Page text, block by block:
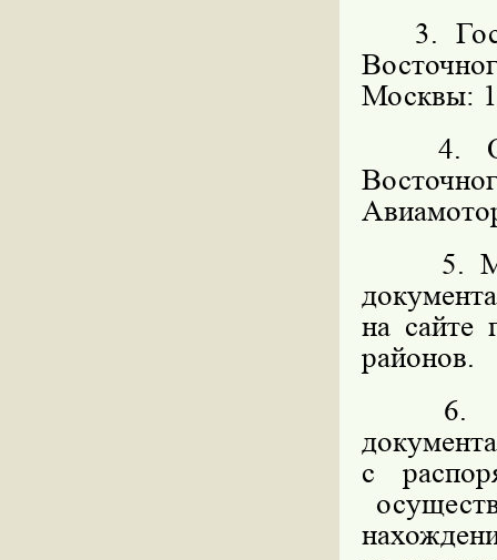
3.
Москвы:
4.
5.
на
районов.
6.
с